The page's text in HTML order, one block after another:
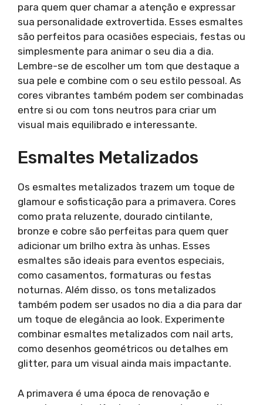
para quem quer chamar a atenção e expressar
sua personalidade extrovertida. Esses esmaltes
são perfeitos para ocasiões especiais, festas ou
simplesmente para animar o seu dia a dia.
Lembre-se de escolher um tom que destaque a
sua pele e combine com o seu estilo pessoal. As
cores vibrantes também podem ser combinadas
entre si ou com tons neutros para criar um
visual mais equilibrado e interessante.
Esmaltes Metalizados
Os esmaltes metalizados trazem um toque de
glamour e sofisticação para a primavera. Cores
como prata reluzente, dourado cintilante,
bronze e cobre são perfeitas para quem quer
adicionar um brilho extra às unhas. Esses
esmaltes são ideais para eventos especiais,
como casamentos, formaturas ou festas
noturnas. Além disso, os tons metalizados
também podem ser usados no dia a dia para dar
um toque de elegância ao look. Experimente
combinar esmaltes metalizados com nail arts,
como desenhos geométricos ou detalhes em
glitter, para um visual ainda mais impactante.
A primavera é uma época de renovação e